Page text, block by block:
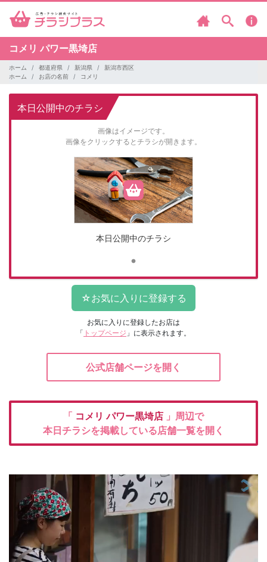
コメリ パワー黒埼店
ホーム 都道府県 新潟県
新潟市西区
ホーム
お店の名前 コメリ
本日公開中のチラシ
画像はイメージです。
画像をクリックするとチラシが開きます。
本日公開中のチラシ
お気に入りに登録したお店は
「 トップページ 」に表示されます。
公式店舗ページを開く
「 コメリパワー黒埼店 」周辺で
本日チラシを掲載している店舗一覧を開く